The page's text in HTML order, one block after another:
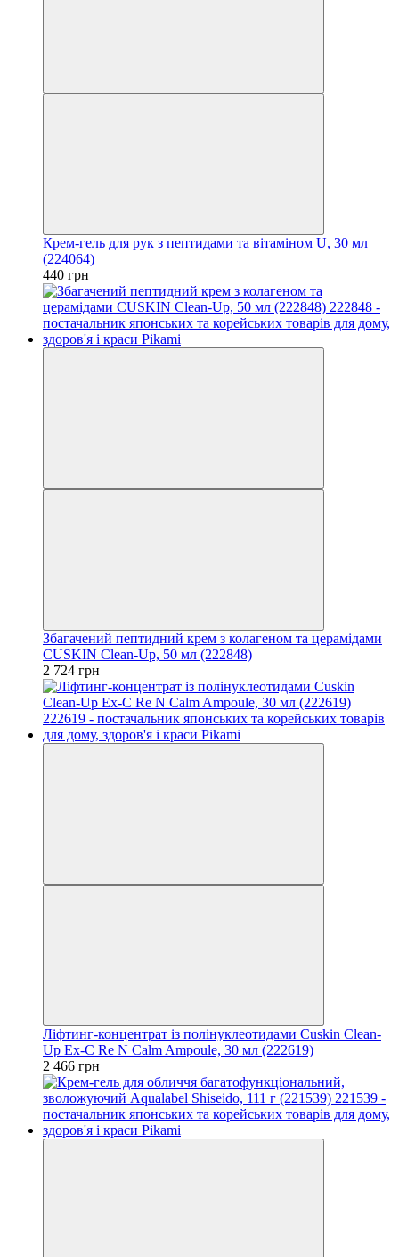
Крем-гель для рук з пептидами та вітаміном U, 30 мл
(224064)
440 грн
Збагачений пептидний крем з колагеном та церамідами
CUSKIN Clean-Up, 50 мл (222848)
2 724 грн
Ліфтинг-концентрат із полінуклеотидами Cuskin Clean-
Up Ex-C Re N Calm Ampoule, 30 мл (222619)
2 466 грн